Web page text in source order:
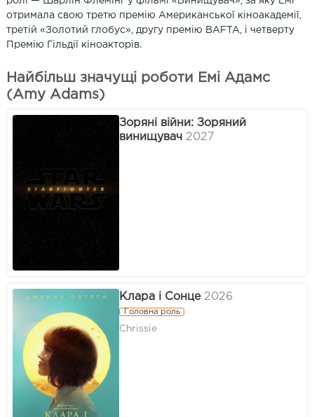
отримала свою третю премію Американської кіноакадемії,
третій «Золотий глобус», другу премію BAFTA, і четверту
Премію Гільдії кіноакторів.
Найбільш значущі роботи Емі Адамс
(Amy Adams)
Зоряні війни: Зоряний
винищувач 2027
Клара і Сонце 2026
Головна роль
Chrissie